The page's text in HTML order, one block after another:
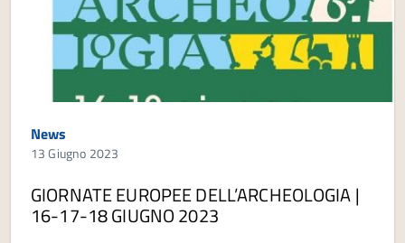
News
13 Giugno 2023
GIORNATE EUROPEE DELL’ARCHEOLOGIA |
16-17-18 GIUGNO 2023